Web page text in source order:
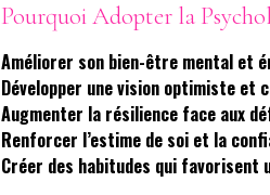
Pourquoi Adopter la
Améliorer son bien-être mental et
Développer une vision optimiste et
Augmenter la résilience face aux
Renforcer l’estime de soi et la
Créer des habitudes qui favorisent